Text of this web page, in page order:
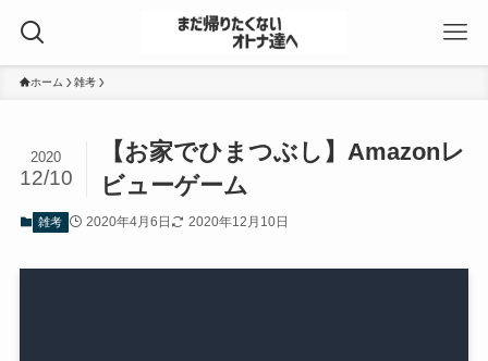
ホーム 雑考
【お家でひまつぶし】Amazonレ
ビューゲーム
2020
12/10
雑考 2020年4月6日 2020年12月10日